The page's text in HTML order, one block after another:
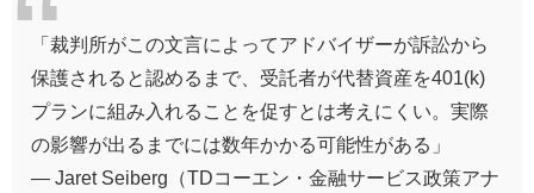
「裁判所がこの文言によってアドバイザーが訴訟から
保護されると認めるまで、受託者が代替資産を401(k)
プランに組み入れることを促すとは考えにくい。実際
の影響が出るまでには数年かかる可能性がある」
— Jaret Seiberg（TDコーエン・金融サービス政策アナ